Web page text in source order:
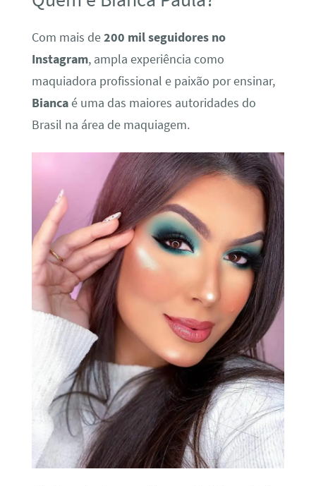
Com mais de200 mil seguidores no
Instagram, ampla experiência como
maquiadora profissional e paixão por ensinar,
Biancaé uma das maiores autoridades do
Brasil na área de maquiagem.